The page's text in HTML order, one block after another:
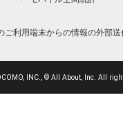
ご利用端末からの情報の外部送
INC., © All About, Inc. All